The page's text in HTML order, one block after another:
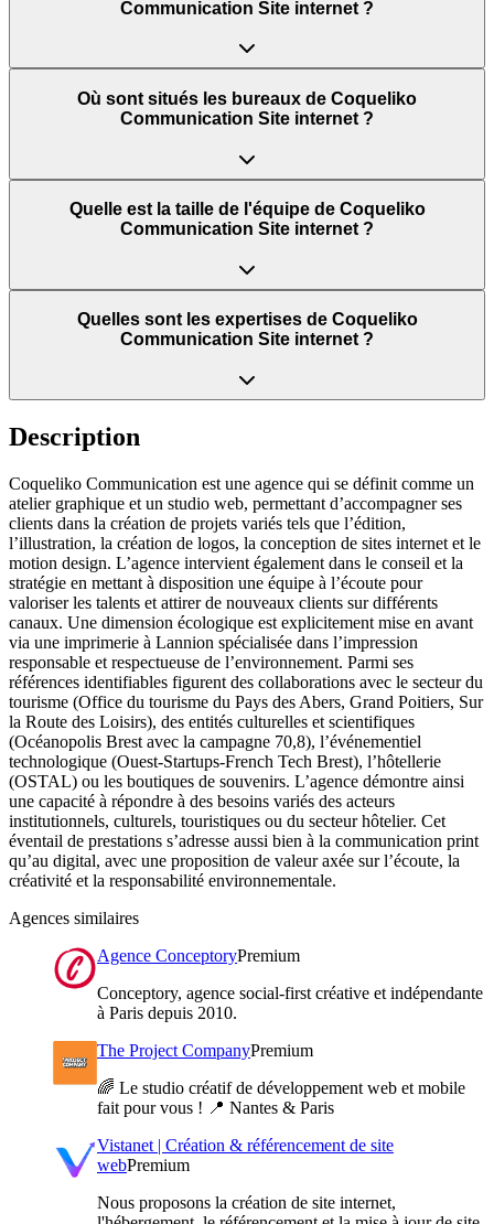
Communication Site internet ?
Où sont situés les bureaux de Coqueliko
Communication Site internet ?
Quelle est la taille de l'équipe de Coqueliko
Communication Site internet ?
Quelles sont les expertises de Coqueliko
Communication Site internet ?
Description
Coqueliko Communication est une agence qui se définit comme un
atelier graphique et un studio web, permettant d’accompagner ses
clients dans la création de projets variés tels que l’édition,
l’illustration, la création de logos, la conception de sites internet et le
motion design. L’agence intervient également dans le conseil et la
stratégie en mettant à disposition une équipe à l’écoute pour
valoriser les talents et attirer de nouveaux clients sur différents
canaux. Une dimension écologique est explicitement mise en avant
via une imprimerie à Lannion spécialisée dans l’impression
responsable et respectueuse de l’environnement. Parmi ses
références identifiables figurent des collaborations avec le secteur du
tourisme (Office du tourisme du Pays des Abers, Grand Poitiers, Sur
la Route des Loisirs), des entités culturelles et scientifiques
(Océanopolis Brest avec la campagne 70,8), l’événementiel
technologique (Ouest-Startups-French Tech Brest), l’hôtellerie
(OSTAL) ou les boutiques de souvenirs. L’agence démontre ainsi
une capacité à répondre à des besoins variés des acteurs
institutionnels, culturels, touristiques ou du secteur hôtelier. Cet
éventail de prestations s’adresse aussi bien à la communication print
qu’au digital, avec une proposition de valeur axée sur l’écoute, la
créativité et la responsabilité environnementale.
Agences similaires
Agence ConceptoryPremium
Conceptory, agence social-first créative et indépendante
à Paris depuis 2010.
The Project CompanyPremium
🌈 Le studio créatif de développement web et mobile
fait pour vous ! 📍 Nantes & Paris
Vistanet | Création & référencement de site
webPremium
Nous proposons la création de site internet,